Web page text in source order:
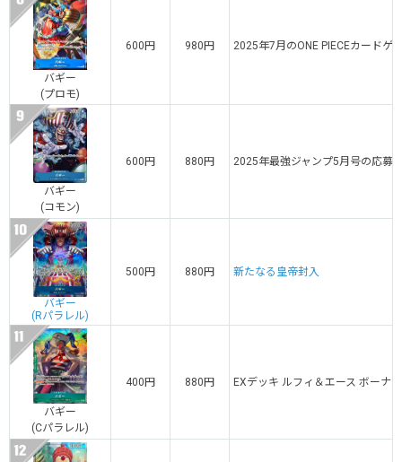
バギー
(プロモ)
600円 980円 2025年7月のONE PIECEカードゲ
バギー
(コモン)
600円 880円 2025年最強ジャンプ5月号の応募
バギー
(Rパラレル)
500円 880円 新たなる皇帝封入
バギー
(Cパラレル)
400円 880円 EXデッキ ルフィ＆エース ボーナ